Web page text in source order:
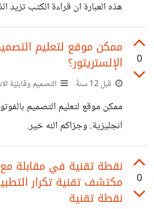
هذه العبارة ان قراءة الكتب تزيد
على نفسي رغم اني فرغت من
0
ممكن موقع لتعليم
الإلستريتور؟
قبل 12 سنةً التصميم وقابليّة
ممكن موقع لتعليم التصميم
انجليزية. وجزاكم الله خير.
0
نقطة تقنية في مقابلة
نقطة تقنية